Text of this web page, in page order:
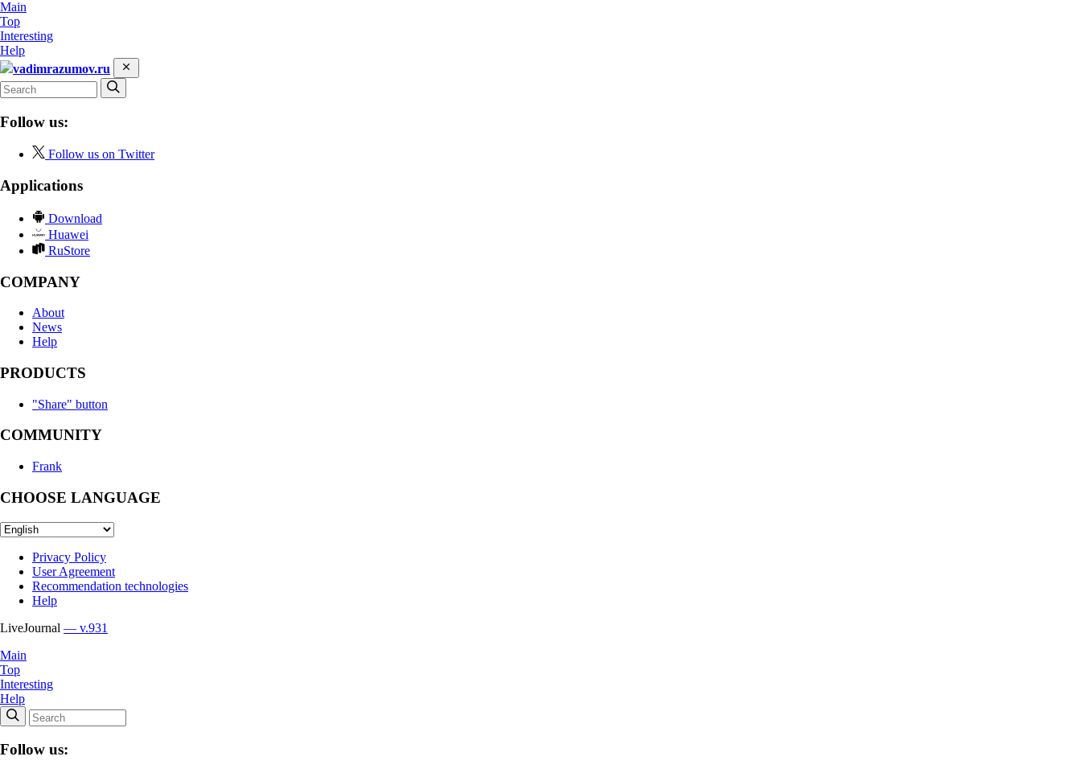
Main
Top
Interesting
Help
vadimrazumov.ru
Follow us:
Follow us on Twitter
Applications
Download
Huawei
RuStore
COMPANY
About
News
Help
PRODUCTS
"Share" button
COMMUNITY
Frank
CHOOSE LANGUAGE
Privacy Policy
User Agreement
Recommendation technologies
Help
LiveJournal — v.931
Main
Top
Interesting
Help
Follow us: